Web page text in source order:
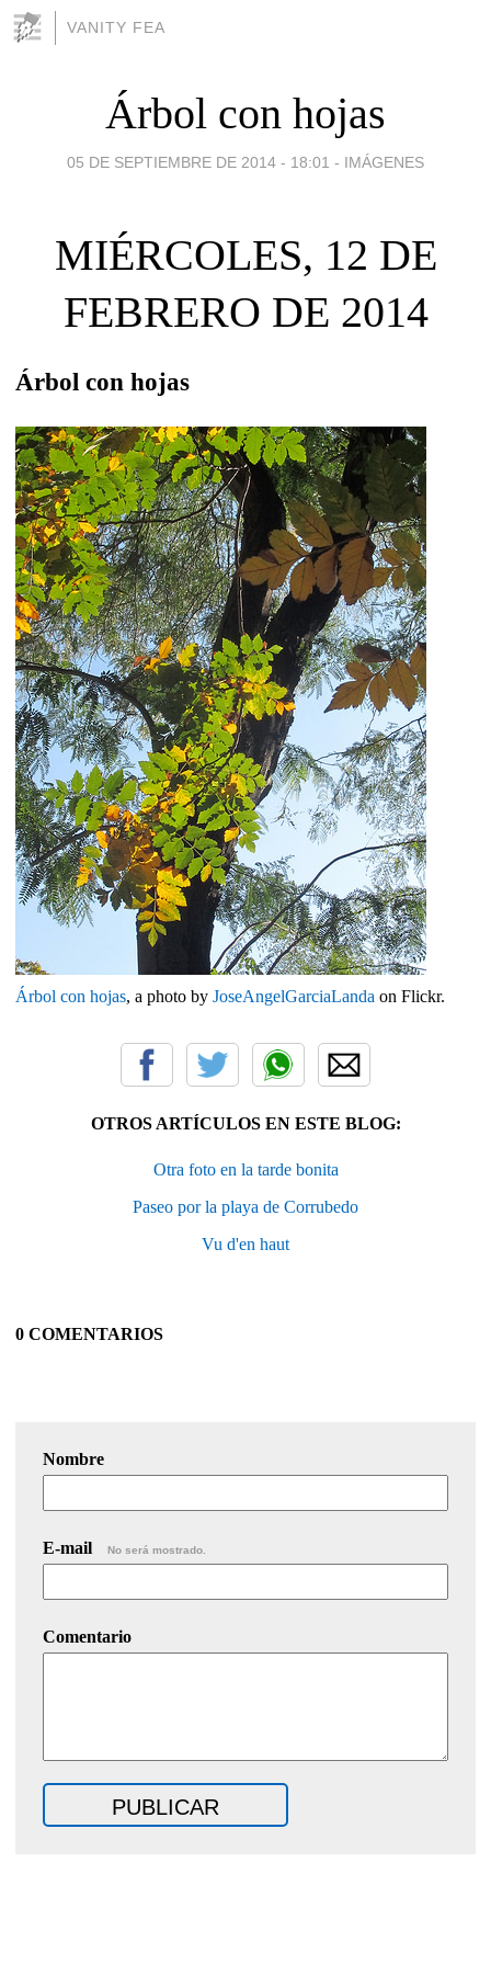
VANITY FEA
Árbol con hojas
05 DE SEPTIEMBRE DE 2014 - 18:01 - IMÁGENES
MIÉRCOLES, 12 DE
FEBRERO DE 2014
Árbol con hojas
Árbol con hojas, a photo by JoseAngelGarciaLanda on Flickr.
OTROS ARTÍCULOS EN ESTE BLOG:
Otra foto en la tarde bonita
Paseo por la playa de Corrubedo
Vu d'en haut
0 COMENTARIOS
Nombre
E-mail No será mostrado.
Comentario